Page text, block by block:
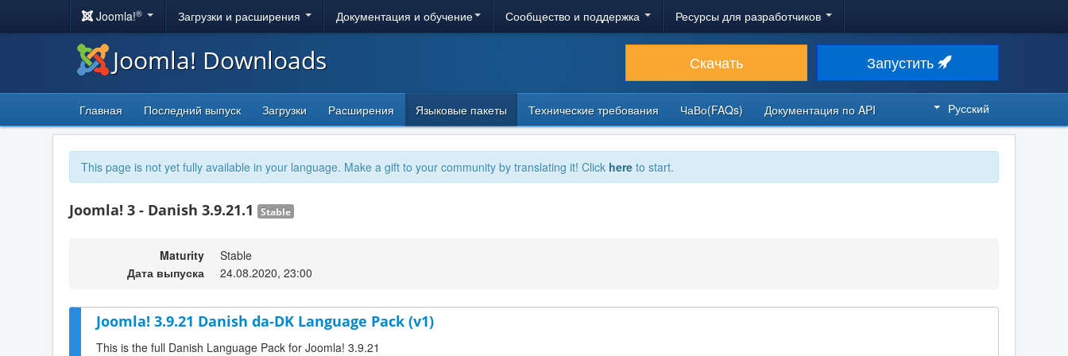
Joomla!® Загрузки и расширения Документация и обучение Сообщество и поддержка Ресурсы для разработчиков
Joomla! Downloads Скачать Запустить
Главная Последний выпуск Загрузки Расширения Языковые пакеты Технические требования ЧаВо(FAQs) Документация по API Русский
This page is not yet fully available in your language. Make a gift to your community by translating it! Click here to start.
Joomla! 3 - Danish 3.9.21.1 Stable
Maturity
Stable
Дата выпуска
24.08.2020, 23:00
Joomla! 3.9.21 Danish da-DK Language Pack (v1)
This is the full Danish Language Pack for Joomla! 3.9.21